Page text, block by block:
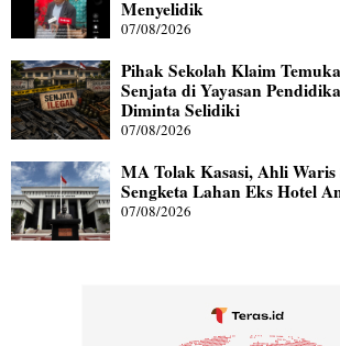
Menyelidik
07/08/2026
Pihak Sekolah Klaim
Senjata di Yayasan
Diminta Selidiki
07/08/2026
MA Tolak Kasasi, Ahli
Sengketa Lahan Eks Hotel
07/08/2026